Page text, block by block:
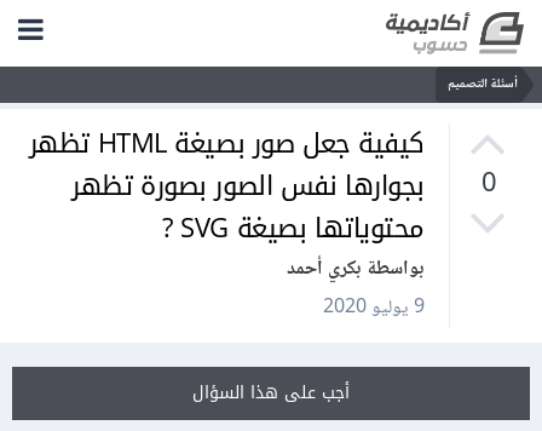
أسئلة التصميم
0
كيفية جعل صور بصيغة HTML تظهر
بجوارها نفس الصور بصورة تظهر
محتوياتها بصيغة SVG ?
بواسطة بكري أحمد
9 يوليو 2020
أجب على هذا السؤال